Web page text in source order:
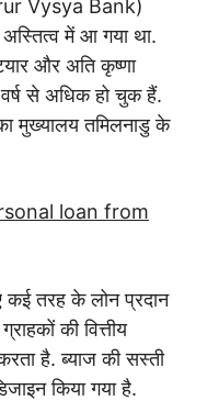
Vysya Bank)
में आ गया था.
और अति कृष्णा
से अधिक हो चुक हैं.
मुख्यालय तमिलनाडु के
loan from
तरह के लोन प्रदान
की वित्तीय
है.ब्याज की सस्ती
किया गया है.